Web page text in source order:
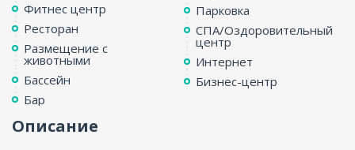
Фитнес центр
Ресторан
Размещение с
животными
Бассейн
Бар
Парковка
СПА/Оздоровительный
центр
Интернет
Бизнес-центр
Описание